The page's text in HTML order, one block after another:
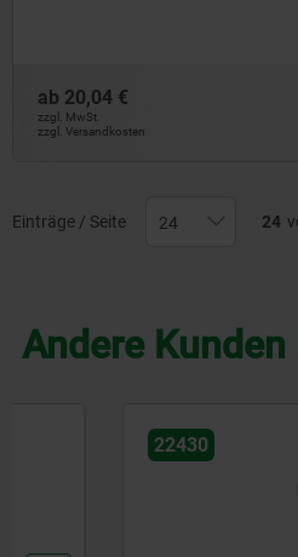
ab 20,04 €
zzgl. MwSt.
zzgl. Versandkosten
Einträge / Seite 24
Andere